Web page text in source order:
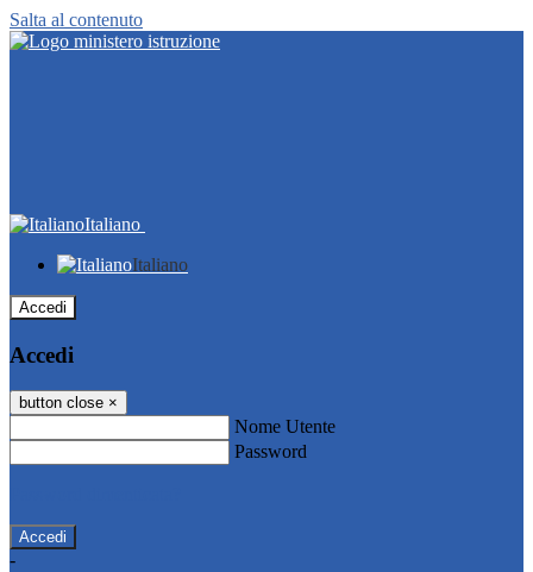
Salta al contenuto
Italiano
Italiano
Accedi
Accedi
button close ×
Nome Utente
Password
-